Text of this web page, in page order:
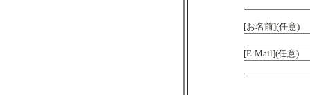
[お名前](任意)
[E-Mail](任意)